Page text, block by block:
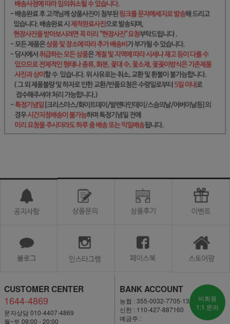
CUSTOMER CENTER
1644-4869
문자상담 010-4407-4869
월~토 09:00 - 20:00
BANK ACCOUNT
농협 : 355-0032-7705-13
신한 : 110-427-887160
예금주 :
비회원
1:1 문의